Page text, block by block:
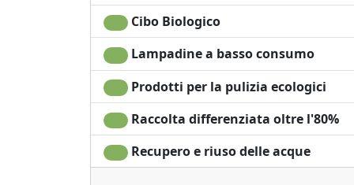
Cibo Biologico
Lampadine a basso consumo
Prodotti per la pulizia ecologici
Raccolta differenziata oltre l'80%
Recupero e riuso delle acque